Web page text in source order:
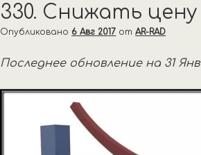
330. Снижать
Опубликовано 6 Авг 2017 отAR-RAD
Последнее обновление на 31 Янв